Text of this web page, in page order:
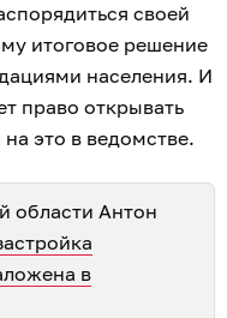
своей
итоговое решение
населения. И
право открывать
это в ведомстве.
области Антон
в